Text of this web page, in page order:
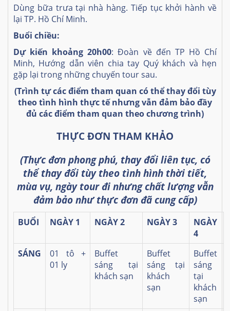
Dùng bữa trưa tại nhà hàng. Tiếp tục khởi hành về
lại TP. Hồ Chí Minh.
Buổi chiều:
Dự kiến khoảng 20h00: Đoàn về đến TP Hồ Chí
Minh, Hướng dẫn viên chia tay Quý khách và hẹn
gặp lại trong những chuyến tour sau.
(Trình tự các điểm tham quan có thể thay đổi tùy
theo tình hình thực tếnhưng vẫn đảm bảo đầy
đủ các điểm tham quan theo chương trình)
THỰC ĐƠN THAM KHẢO
(Thực đơn phong phú, thay đổi liên tục, có
thể thay đổi tùy theo tình hình thời tiết,
mùa vụ, ngày tour đi nhưng chất lượng vẫn
đảm bảo như thực đơn đã cung cấp)
BUỔI NGÀY 1 NGÀY 2 NGÀY 3
NGÀY
4
SÁNG
01 tô +
01 ly
Buffet
sáng tại
khách sạn
Buffet
sáng tại
khách
sạn
Buffet
sáng
tại
khách
sạn